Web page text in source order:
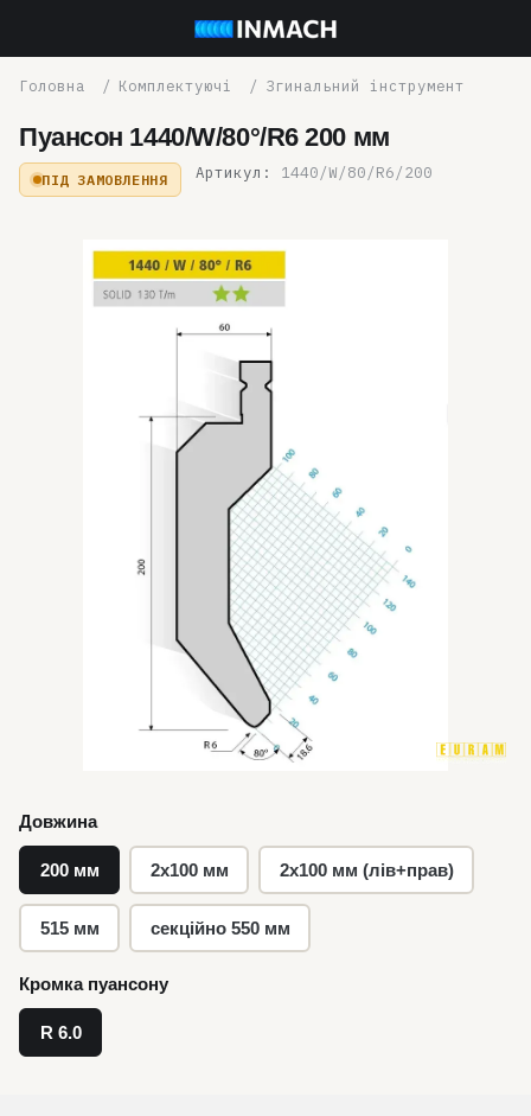
Комплектуючі Згинальний інструмент
Пуансон 1440/W/80°/R6 200 мм
ПІД ЗАМОВЛЕННЯ Артикул: 1440/W/80/R6/200
Довжина
200 мм 2x100 мм 2x100 мм (лів+прав)
515 мм секційно 550 мм
Кромка пуансону
R 6.0